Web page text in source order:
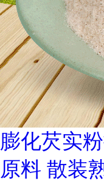
膨化芡实
原料 散装